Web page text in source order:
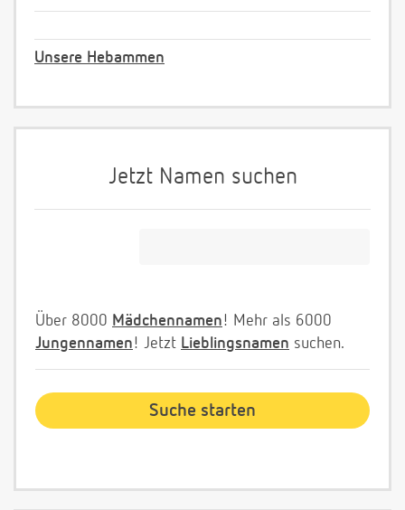
Unsere Hebammen
Jetzt Namen suchen
Über 8000 Mädchennamen! Mehr als 6000
Jungennamen! Jetzt Lieblingsnamen suchen.